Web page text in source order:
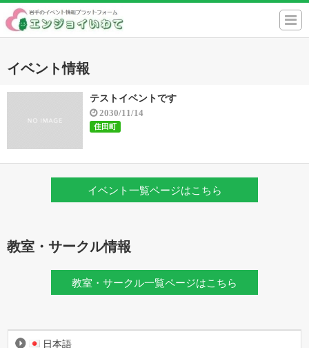
イベント情報
テストイベントです
2030/11/14
住田町
イベント一覧ページはこちら
教室・サークル情報
教室・サークル一覧ページはこちら
日本語